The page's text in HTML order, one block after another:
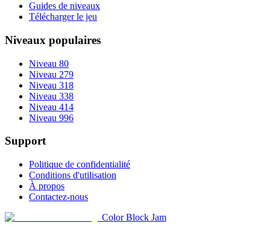
Guides de niveaux
Télécharger le jeu
Niveaux populaires
Niveau 80
Niveau 279
Niveau 318
Niveau 338
Niveau 414
Niveau 996
Support
Politique de confidentialité
Conditions d'utilisation
À propos
Contactez-nous
Color Block Jam